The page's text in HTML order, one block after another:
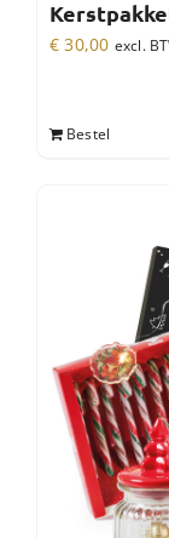
€ 30,00 excl.
Bestel